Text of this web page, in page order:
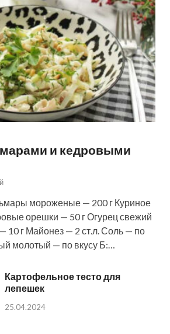
и кедровыми
мороженые — 200 г Куриное
орешки — 50 г Огурец свежий
10 г Майонез — 2 ст.л. Соль — по
молотый — по вкусу Б:…
Картофельное тесто для
лепешек
25.04.2024